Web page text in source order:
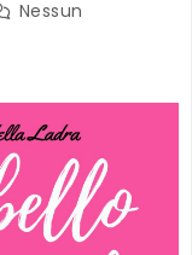
Nessun